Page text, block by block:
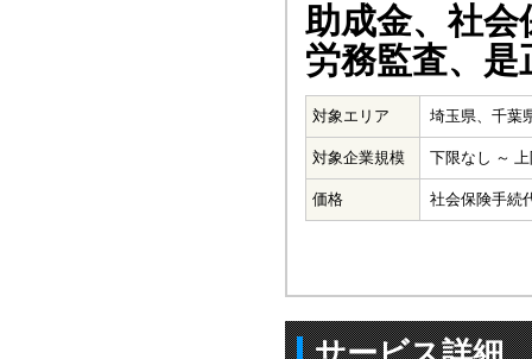
助成金、社会
労務監査、
対象エリア 埼玉県、千葉
対象企業規模 下限なし ～
価格 社会保険手続